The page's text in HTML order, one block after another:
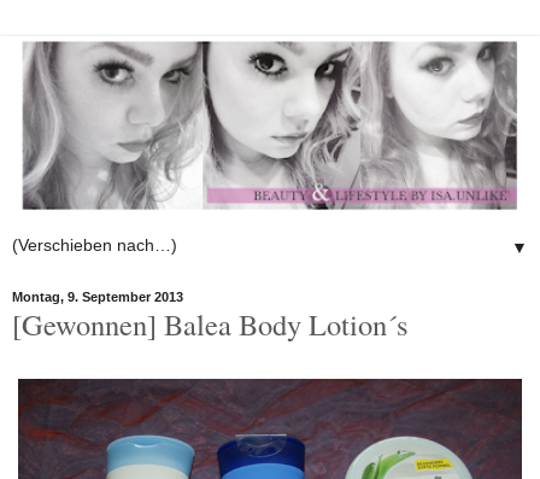
▼
Montag, 9. September 2013
[Gewonnen] Balea Body Lotion´s